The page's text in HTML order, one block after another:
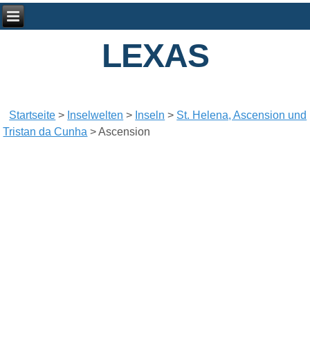
LEXAS
Startseite > Inselwelten > Inseln > St. Helena, Ascension und
Tristan da Cunha >Ascension